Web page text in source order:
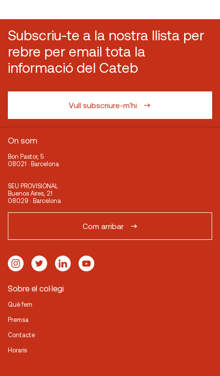
Subscriu-te a la nostra llista per
rebre per email tota la
informació del Cateb
Vull subscriure-m'hi
On som
Bon Pastor, 5
08021 · Barcelona
SEU PROVISIONAL
Buenos Aires, 21
08029 · Barcelona
Com arribar
Sobre el col·legi
Què fem
Premsa
Contacte
Horaris